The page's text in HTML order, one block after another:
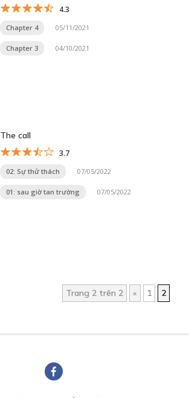
4.3
Chapter 4 05/11/2021
Chapter 3 04/10/2021
The call
3.7
02: Sự thử thách 07/05/2022
01: sau giờ tan trường 07/05/2022
Trang 2 trên 2 « 1 2